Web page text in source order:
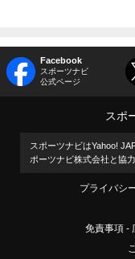
Facebook
スポーツナビ
公式ページ
スポ
スポーツナビはYahoo!
ポーツナビ株式会社と協
プライバシ
免責事項